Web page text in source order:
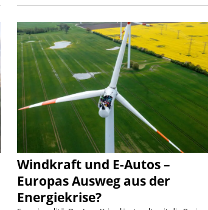
Windkraft und E-Autos –
Europas Ausweg aus der
Energiekrise?